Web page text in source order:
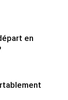
en